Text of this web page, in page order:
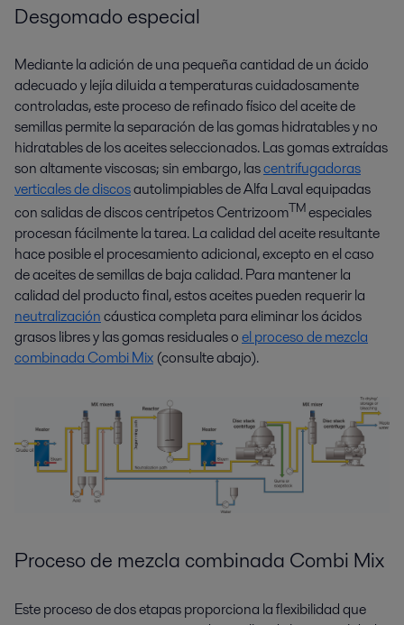
Desgomado especial
Mediante la adición de una pequeña cantidad de un ácido
adecuado y lejía diluida a temperaturas cuidadosamente
controladas, este proceso de refinado físico del aceite de
semillas permite la separación de las gomas hidratables y no
hidratables de los aceites seleccionados. Las gomas extraídas
son altamente viscosas; sin embargo, lascentrifugadoras
verticales de discosautolimpiables de Alfa Laval equipadas
con salidas de discos centrípetos CentrizoomTMespeciales
procesan fácilmente la tarea. La calidad del aceite resultante
hace posible el procesamiento adicional, excepto en el caso
de aceites de semillas de baja calidad. Para mantener la
calidad del producto final, estos aceites pueden requerir la
neutralizacióncáustica completa para eliminar los ácidos
grasos libres y las gomas residuales oel proceso de mezcla
combinada Combi Mix (consulte abajo).
Proceso de mezcla combinada Combi Mix
Este proceso de dos etapas proporciona la flexibilidad que